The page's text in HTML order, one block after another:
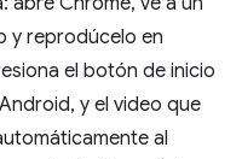
y reprodúcelo en
el botón de inicio
y el video que
al